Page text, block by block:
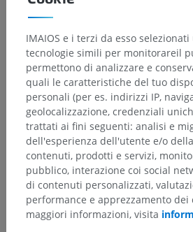
IMAIOS e i terzi da esso
tecnologie simili per monitorareil
permettono di analizzare e
quali le caratteristiche del tuo
personali (per es. indirizzi IP,
geolocalizzazione, credenziali
trattati ai fini seguenti: analisi e
dell'esperienza dell'utente e/o
contenuti, prodotti e servizi,
pubblico, interazione coi social
di contenuti personalizzati,
performance e apprezzamento dei
maggiori informazioni, visita